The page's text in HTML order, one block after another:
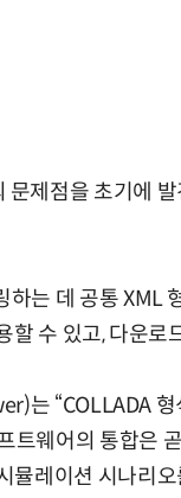
제점을 초기에
는 데 공통 XML
수 있고, 다운로
는 “COLLADA
트웨어의 통합은
뮬레이션 시나리